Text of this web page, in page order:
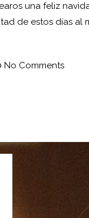
una feliz
de estos días al
No Comments